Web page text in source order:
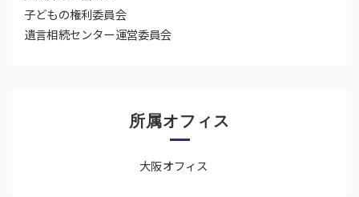
子どもの権利委員会
遺言相続センター運営委員会
所属オフィス
大阪オフィス